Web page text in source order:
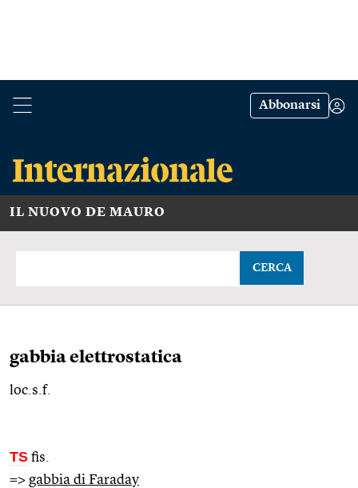
Abbonarsi
IL NUOVO DE MAURO
CERCA
gabbia elettrostatica
loc.s.f.
TS fis.
=> gabbia di Faraday